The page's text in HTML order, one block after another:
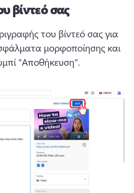
βίντεό σας
του βίντεό σας για
μορφοποίησης και
"Αποθήκευση".